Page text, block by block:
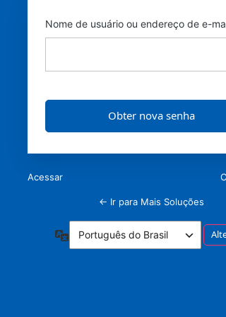
Nome de usuário ou endereço de e-
Acessar
← Ir para Mais Soluções
Idioma